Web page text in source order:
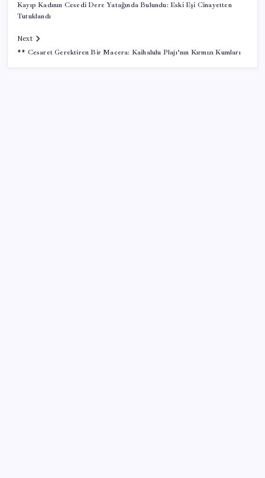
Kayıp Kadının Cesedi Dere Yatağında Bulundu: Eski Eşi Cinayetten
Tutuklandı
Next
** Cesaret Gerektiren Bir Macera: Kaihalulu Plajı’nın Kırmızı Kumları